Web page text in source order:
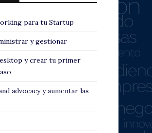
para tu Startup
y gestionar
y crear tu primer
advocacy y aumentar las